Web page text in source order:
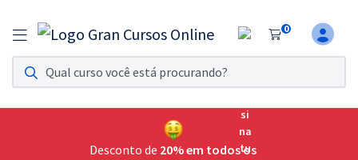
0
Assinatura Ilimitada 11
Acesso a todos os cursos. Teste grátis por 7 dias!
Assinatura OAB Até Passar
Acesso ilimitado a toda preparação para o Exame da
Desconto de 20% em todos os